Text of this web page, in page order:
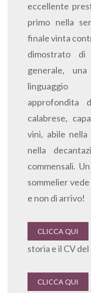
eccellente
primo nella
finale vinta
dimostrato di
generale,
linguaggio
calabrese,
vini, abile
nella
commensali.
sommelier
e non di arrivo!
CLICCA QUI
storia e il CV
CLICCA QUI